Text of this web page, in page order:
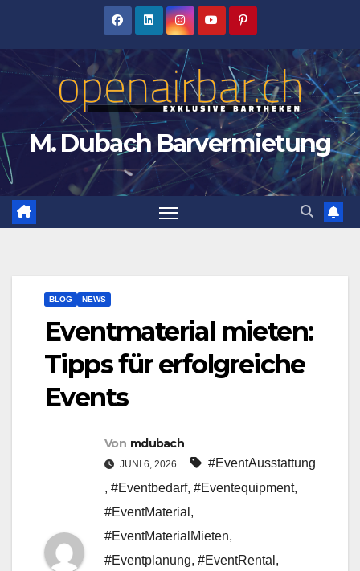
M. Dubach Barvermietung
BLOG NEWS
Eventmaterial mieten:
Tipps für erfolgreiche
Events
Von mdubach
JUNI 6, 2026
#EventAusstattung
, #Eventbedarf, #Eventequipment,
#EventMaterial ,
#EventMaterialMieten,
#Eventplanung, #EventRental ,